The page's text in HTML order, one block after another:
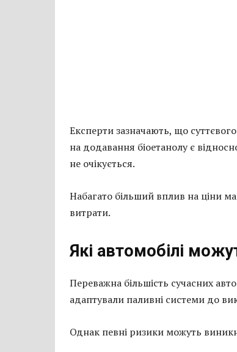
Експерти зазначають, що
на додавання біоетанолу є
не очікується.
Набагато більший вплив на ціни
витрати.
Які автомобілі
Переважна більшість сучасних
адаптували паливні системи до
Однак певні ризики можуть